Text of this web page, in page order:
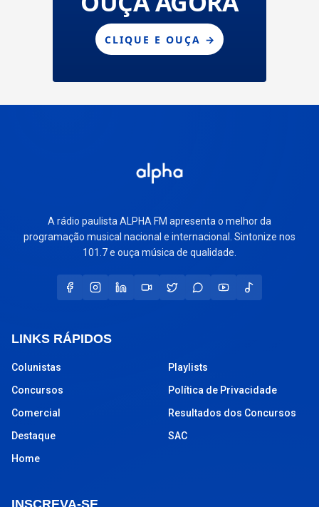
A rádio paulista ALPHA FM apresenta o melhor da
programação musical nacional e internacional. Sintonize nos
101.7 e ouça música de qualidade.
LINKS RÁPIDOS
Colunistas
Concursos
Comercial
Destaque
Home
Playlists
Política de Privacidade
Resultados dos Concursos
SAC
INSCREVA-SE